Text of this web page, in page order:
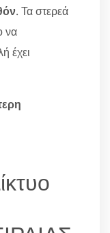
. Τα στερεά
να
έχει